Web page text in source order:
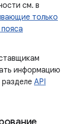
см. в
только
информацию
API